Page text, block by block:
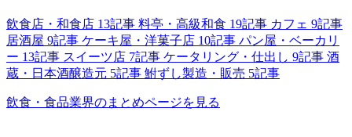
飲食店・和食店 13記事 料亭・高級和食 19記事 カフェ 9記事
居酒屋 9記事 ケーキ屋・洋菓子店 10記事 パン屋・ベーカリ
ー 13記事 スイーツ店 7記事 ケータリング・仕出し 9記事 酒
蔵・日本酒醸造元 5記事 鮒ずし製造・販売 5記事
飲食・食品業界のまとめページを見る